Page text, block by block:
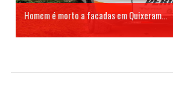
Homem é morto a facadas em Quixeram...